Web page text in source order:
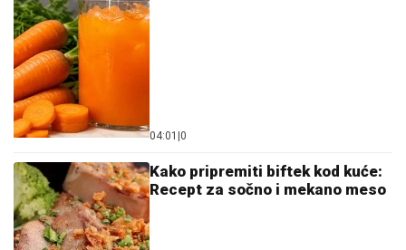
04:01 0
Kako pripremiti biftek kod kuće:
Recept za sočno i mekano meso